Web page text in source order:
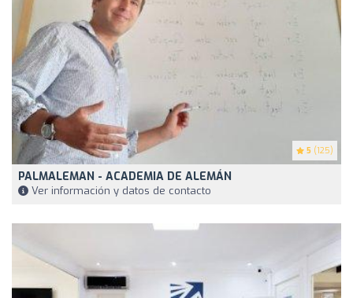
5 (125)
PALMALEMAN - ACADEMIA DE ALEMÁN
Ver información y datos de contacto